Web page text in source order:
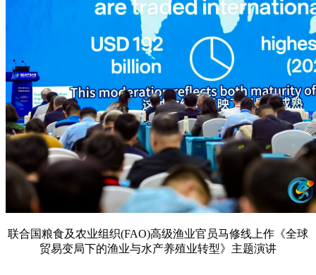
联合国粮食及农业组织(FAO)高级渔业官员马修线上作《全球
贸易变局下的渔业与水产养殖业转型》主题演讲